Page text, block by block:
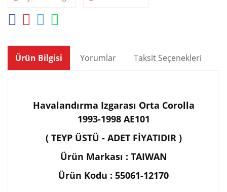
Ürün Bilgisi Yorumlar Taksit Seçenekleri
Havalandırma Izgarası Orta Corolla
1993-1998 AE101
( TEYP ÜSTÜ - ADET FİYATIDIR )
Ürün Markası : TAIWAN
Ürün Kodu : 55061-12170